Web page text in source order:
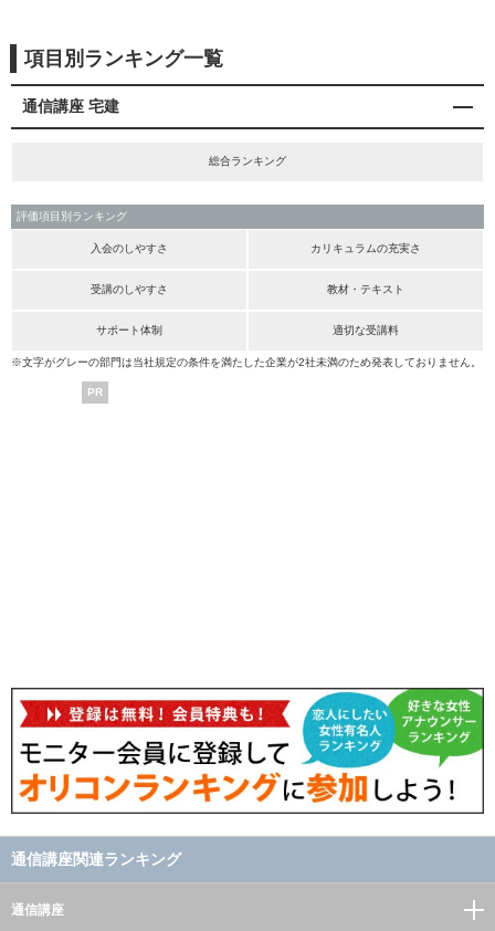
項目別ランキング一覧
通信講座 宅建
総合ランキング
評価項目別ランキング
入会のしやすさ カリキュラムの充実さ
受講のしやすさ 教材・テキスト
サポート体制 適切な受講料
※文字がグレーの部門は当社規定の条件を満たした企業が2社未満のため発表しておりません。
PR
通信講座関連ランキング
通信講座